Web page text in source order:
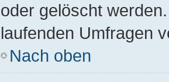
oder gelöscht
laufenden Umfragen
Nach oben